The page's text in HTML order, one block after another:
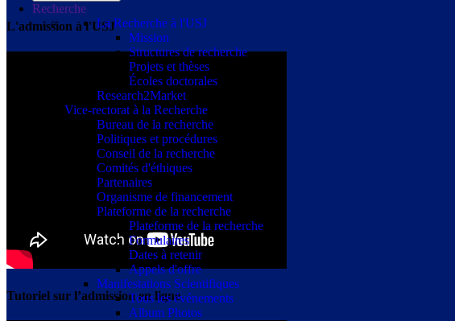
Recherche
La Recherche à l'USJ
Mission
Structures de recherche
Projets et thèses
Écoles doctorales
Research2Market
Vice-rectorat à la Recherche
Bureau de la recherche
Politiques et procédures
Conseil de la recherche
Comités d'éthiques
Partenaires
Organisme de financement
Plateforme de la recherche
Plateforme de la recherche
Formulaires
Dates à retenir
Appels d'offre
Manifestations Scientifiques
Tous les événements
Album Photos
L'admission à l'USJ
Tutoriel sur l’admission en ligne